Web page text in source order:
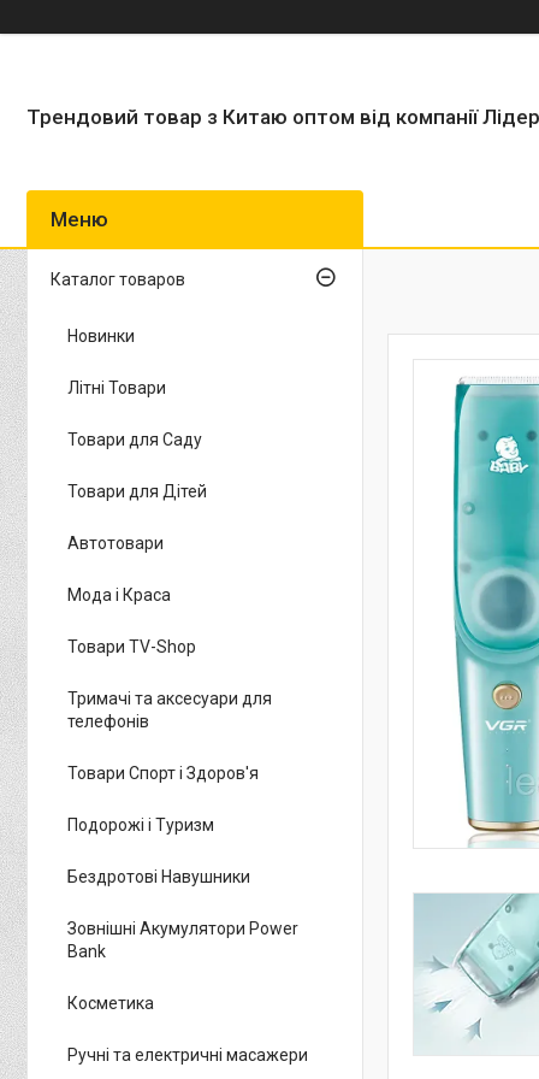
Трендовий товар з Китаю оптом від компанії
Каталог товаров
Новинки
Літні Товари
Товари для Саду
Товари для Дітей
Автотовари
Мода і Краса
Товари TV-Shop
Тримачі та аксесуари для
телефонів
Товари Спорт і Здоров'я
Подорожі і Туризм
Бездротові Навушники
Зовнішні Акумулятори Power
Bank
Косметика
Ручні та електричні масажери